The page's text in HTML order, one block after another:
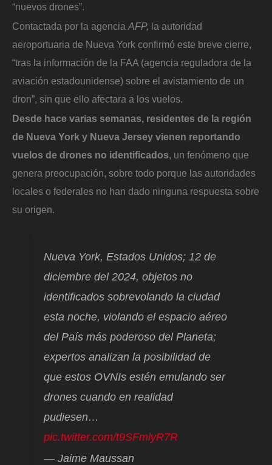
“nuevos drones”.
Contactada por la agencia AFP, la autoridad
aeroportuaria de Nueva York confirmó este breve cierre,
“tras la información de la FAA (agencia reguladora de la
aviación estadounidense) sobre el avistamiento de un
dron”, sin que ello afectara a los vuelos.
Desde hace varias semanas, residentes de la región
de Nueva York y Nueva Jersey vienen reportando
vuelos de drones no identificados, un fenómeno que
genera preocupación, sobre todo porque las autoridades
locales o federales no han dado ninguna respuesta sobre
su origen.
Nueva York, Estados Unidos; 12 de
diciembre del 2024, objetos no
identificados sobrevolando la ciudad
esta noche, violando el espacio aéreo
del País más poderoso del Planeta;
expertos analizan la posibilidad de
que estos OVNIs estén emulando ser
drones cuando en realidad
pudiesen…
pic.twitter.com/t9SFmlyR7R
— Jaime Maussan